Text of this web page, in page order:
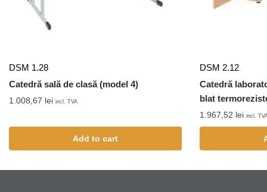
DSM 1.28
Catedră sală de clasă (model 4)
1.008,67 lei incl. TVA
Add to cart
DSM 2.12
Catedră
blat
1.967,52 lei incl.